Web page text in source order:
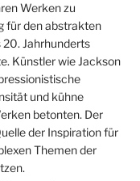
Werken zu
für den abstrakten
Jahrhunderts
Künstler wie Jackson
und kühne
betonten. Der
der Inspiration für
Themen der